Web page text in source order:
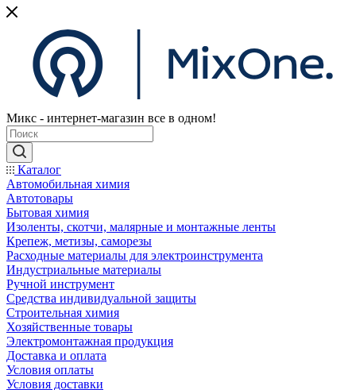
Микс - интернет-магазин все в одном!
Каталог
Автомобильная химия
Автотовары
Бытовая химия
Изоленты, скотчи, малярные и монтажные ленты
Крепеж, метизы, саморезы
Расходные материалы для электроинструмента
Индустриальные материалы
Ручной инструмент
Средства индивидуальной защиты
Строительная химия
Хозяйственные товары
Электромонтажная продукция
Доставка и оплата
Условия оплаты
Условия доставки